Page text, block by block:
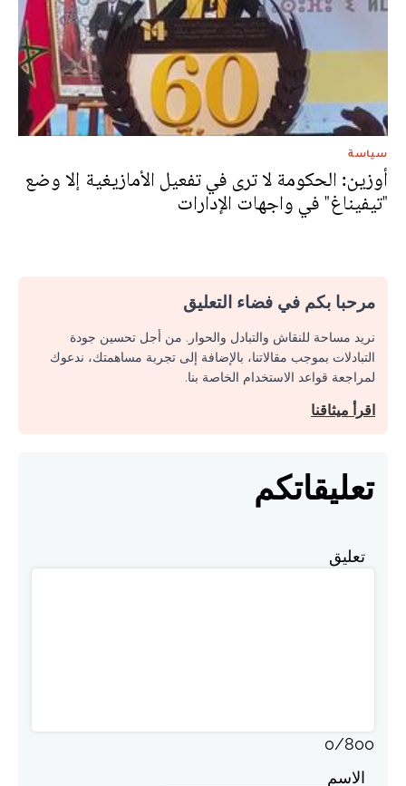
سياسة
أوزين: الحكومة لا ترى في تفعيل الأمازيغية إلا وضع
"تيفيناغ" في واجهات الإدارات
مرحبا بكم في فضاء التعليق
نريد مساحة للنقاش والتبادل والحوار. من أجل تحسين جودة
التبادلات بموجب مقالاتنا، بالإضافة إلى تجربة مساهمتك، ندعوك
لمراجعة قواعد الاستخدام الخاصة بنا.
اقرأ ميثاقنا
تعليقاتكم
تعليق
0/800
الاسم